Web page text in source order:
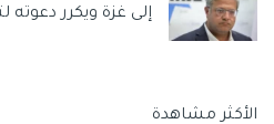
إلى غزة ويكرر دعوته
الأكثر مشاهدة